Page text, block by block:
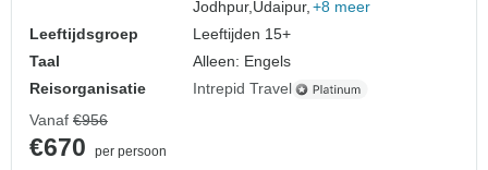
Jodhpur,Udaipur, +8 meer
Leeftijdsgroep
Leeftijden 15+
Taal
Alleen: Engels
Reisorganisatie
Intrepid Travel
Vanaf €956
€670
per persoon